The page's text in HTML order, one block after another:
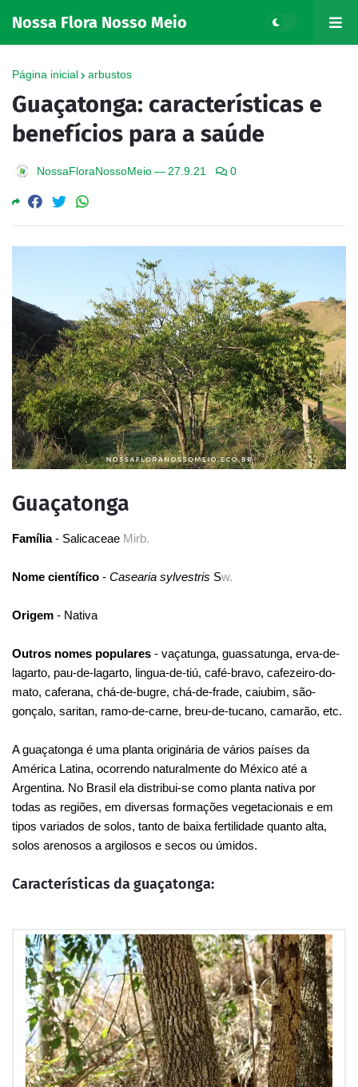
Nossa Flora Nosso Meio
Página inicial arbustos
Guaçatonga: características e
benefícios para a saúde
NossaFloraNossoMeio— 27.9.21 0
Guaçatonga
Família- Salicaceae Mirb.
Nome científico - Casearia sylvestris Sw.
Origem - Nativa
Outros nomes populares - vaçatunga, guassatunga, erva-de-
lagarto, pau-de-lagarto, lingua-de-tiú, café-bravo, cafezeiro-do-
mato, caferana, chá-de-bugre, chá-de-frade, caiubim, são-
gonçalo, saritan, ramo-de-carne, breu-de-tucano, camarão, etc.
A guaçatonga é uma planta originária de vários países da
América Latina, ocorrendo naturalmente do México até a
Argentina. No Brasil ela distribui-se como planta nativa por
todas as regiões, em diversas formações vegetacionais e em
tipos variados de solos, tanto de baixa fertilidade quanto alta,
solos arenosos a argilosos e secos ou úmidos.
Características da guaçatonga: